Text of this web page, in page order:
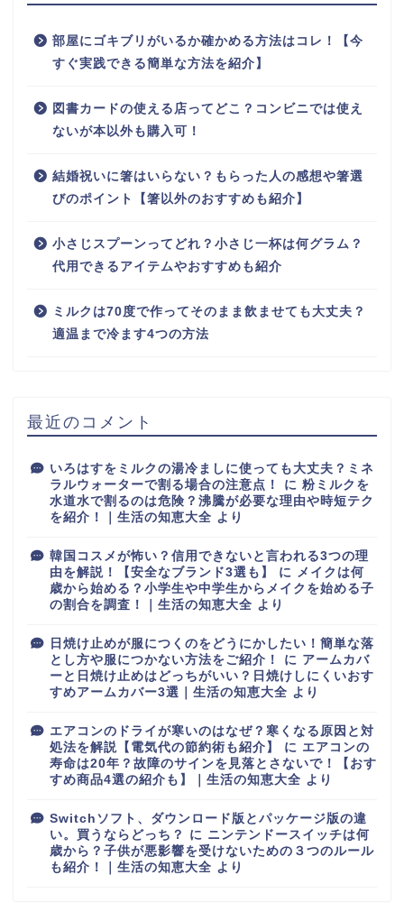
部屋にゴキブリがいるか確かめる方法はコレ！【今
すぐ実践できる簡単な方法を紹介】
図書カードの使える店ってどこ？コンビニでは使え
ないが本以外も購入可！
結婚祝いに箸はいらない？もらった人の感想や箸選
びのポイント【箸以外のおすすめも紹介】
小さじスプーンってどれ？小さじ一杯は何グラム？
代用できるアイテムやおすすめも紹介
ミルクは70度で作ってそのまま飲ませても大丈夫？
適温まで冷ます4つの方法
最近のコメント
いろはすをミルクの湯冷ましに使っても大丈夫？ミネ
ラルウォーターで割る場合の注意点！
に 粉ミルクを
水道水で割るのは危険？沸騰が必要な理由や時短テク
を紹介！｜生活の知恵大全 より
韓国コスメが怖い？信用できないと言われる3つの理
由を解説！【安全なブランド3選も】
に
メイクは何
歳から始める？小学生や中学生からメイクを始める子
の割合を調査！｜生活の知恵大全 より
日焼け止めが服につくのをどうにかしたい！簡単な落
とし方や服につかない方法をご紹介！
に アームカバ
ーと日焼け止めはどっちがいい？日焼けしにくいおす
すめアームカバー3選｜生活の知恵大全 より
エアコンのドライが寒いのはなぜ？寒くなる原因と対
処法を解説【電気代の節約術も紹介】
に エアコンの
寿命は20年？故障のサインを見落とさないで！【おす
すめ商品4選の紹介も】｜生活の知恵大全 より
Switchソフト、ダウンロード版とパッケージ版の違
い。買うならどっち？
に ニンテンドースイッチは何
歳から？子供が悪影響を受けないための３つのルール
も紹介！｜生活の知恵大全 より